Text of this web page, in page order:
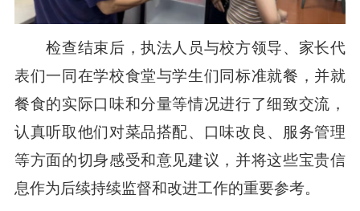
检查结束后，执法人员与校方领导、家长代
表们一同在学校食堂与学生们同标准就餐，并就
餐食的实际口味和分量等情况进行了细致交流，
认真听取他们对菜品搭配、口味改良、服务管理
等方面的切身感受和意见建议，并将这些宝贵信
息作为后续持续监督和改进工作的重要参考。